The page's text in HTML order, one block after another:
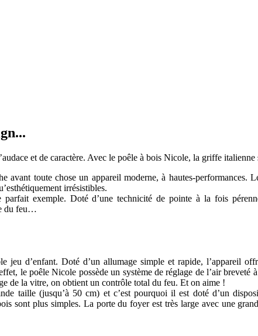
et de caractère. Avec le poêle à bois Nicole, la griffe
avant toute chose un appareil moderne, à hautes-
irrésistibles.
exemple. Doté d’une technicité de pointe à la fois
du feu…
jeu d’enfant. Doté d’un allumage simple et rapide, l’appareil
le poêle Nicole possède un système de réglage de l’air
de la vitre, on obtient un contrôle total du feu. Et on aime !
taille (jusqu’à 50 cm) et c’est pourquoi il est doté d’un
sont plus simples. La porte du foyer est très large avec une